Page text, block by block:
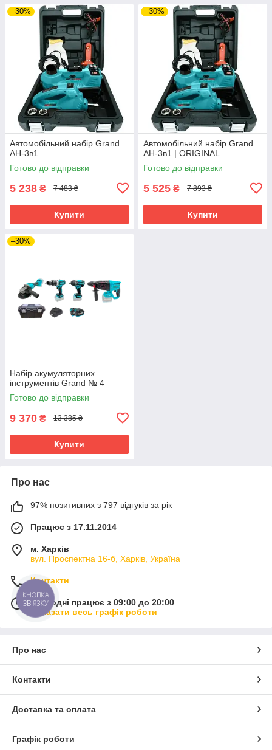
–30%
Автомобільний набір Grand
АН-3в1
Готово до відправки
5 238 ₴ 7 483 ₴
Купити
–30%
Автомобільний набір Grand
АН-3в1 | ORIGINAL
Готово до відправки
5 525 ₴ 7 893 ₴
Купити
–30%
Набір акумуляторних
інструментів Grand № 4
Готово до відправки
9 370 ₴ 13 385 ₴
Купити
Про нас
97% позитивних з 797 відгуків за рік
Працює з 17.11.2014
м. Харків
вул. Проспектна 16-б, Харків, Україна
Контакти
Сьогодні працює з 09:00 до 20:00
Показати весь графік роботи
Про нас
Контакти
Доставка та оплата
Графік роботи
КНОПКА
ЗВ'ЯЗКУ